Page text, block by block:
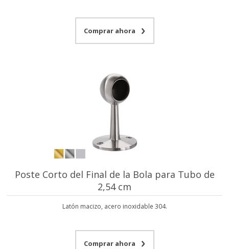
Comprar ahora
Poste Corto del Final de la Bola para Tubo de
2,54 cm
Latón macizo, acero inoxidable 304.
Comprar ahora